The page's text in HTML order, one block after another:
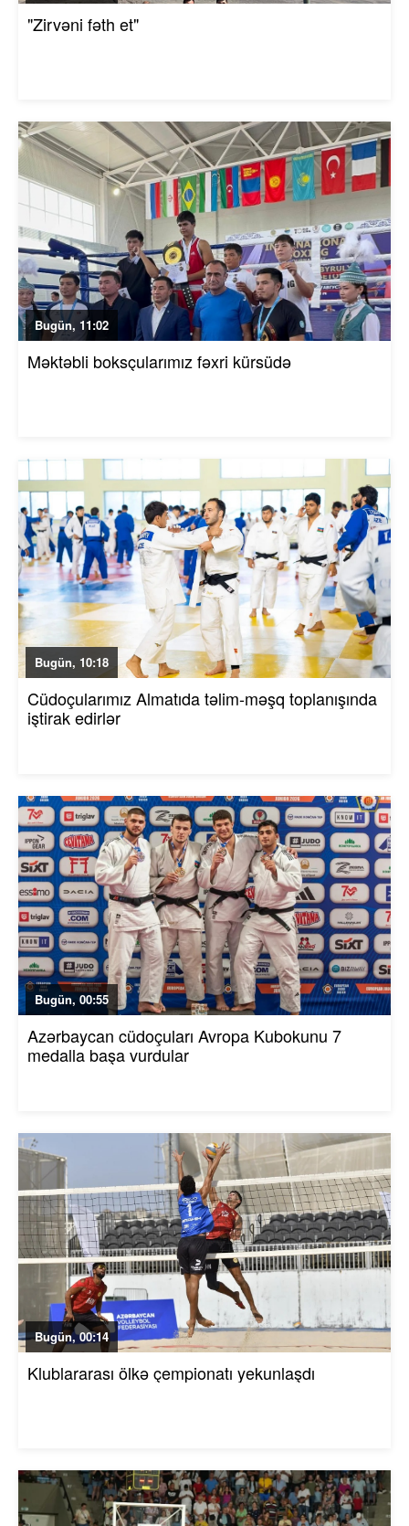
"Zirvəni fəth et"
Bugün, 11:02
Məktəbli boksçularımız fəxri kürsüdə
Bugün, 10:18
Cüdoçularımız Almatıda təlim-məşq toplanışında
iştirak edirlər
Bugün, 00:55
Azərbaycan cüdoçuları Avropa Kubokunu 7
medalla başa vurdular
Bugün, 00:14
Klublararası ölkə çempionatı yekunlaşdı